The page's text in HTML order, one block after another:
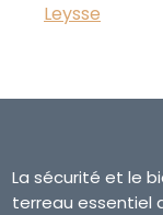
Leysse
La sécurité et le
terreau essentiel